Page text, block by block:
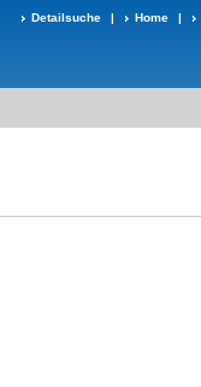
Detailsuche | Home |